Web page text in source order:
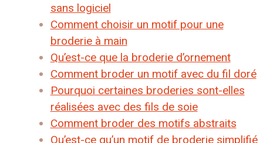
sans logiciel
Comment choisir un motif pour une
broderie à main
Qu’est-ce que la broderie d’ornement
Comment broder un motif avec du fil doré
Pourquoi certaines broderies sont-elles
réalisées avec des fils de soie
Comment broder des motifs abstraits
Qu’est-ce qu’un motif de broderie simplifié